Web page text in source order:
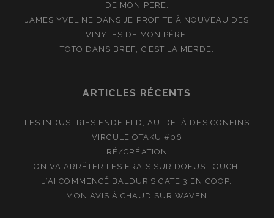
DE MON PÈRE.
JAMES YVELINE DANSJE PROFITE À NOUVEAU DES
VINYLES DE MON PÈRE.
TOTO DANS BREF, C’EST LA MERDE.
ARTICLES RÉCENTS
LES INDUSTRIES ENDFIELD, AU-DELÀ DES CONFINS
VIRGULE OTAKU #06
RÉ/CRÉATION
ON VA ARRÊTER LES FRAIS SUR DOFUS TOUCH.
J’AI COMMENCÉ BALDUR’S GATE 3 EN COOP.
MON AVIS À CHAUD SUR WAVEN